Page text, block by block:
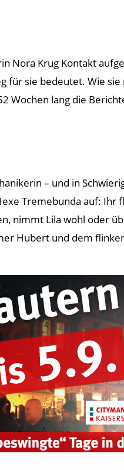
Nora Krug Kontakt
für sie bedeutet. Wie
Wochen lang die
– und in
Tremebunda auf: Ihr
nimmt Lila wohl oder
Hubert und dem